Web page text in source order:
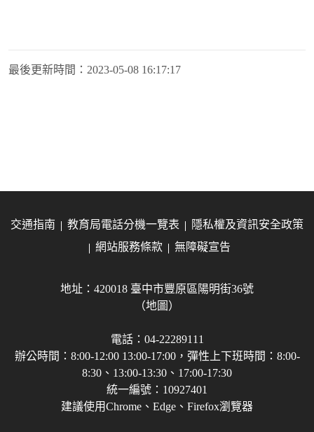
最後更新時間： 2023-05-08 16:17:17
交通指南 教育局電話分機一覽表
隱私權及資訊安全政策
網站服務條款
無障礙宣告
地址：420018 臺中市豐原區陽明街36號
（地圖）
電話：04-22289111
辦公時間：8:00-12:00 13:00-17:00，彈性上下班時間：8:00-
8:30、13:00-13:30、17:00-17:30
統一編號：10927401
建議使用Chrome、Edge、Firefox瀏覽器